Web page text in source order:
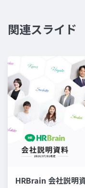
関連スライド
HRBrain 会社説明